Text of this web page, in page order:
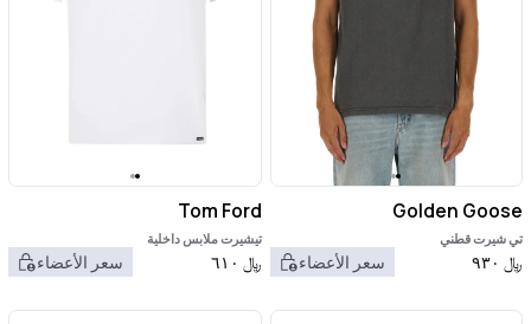
Golden Goose
تي شيرت قطني
﷼ ٩٣٠ سعر الأعضاء
Tom Ford
تيشيرت ملابس داخلية
﷼ ٦١٠ سعر الأعضاء